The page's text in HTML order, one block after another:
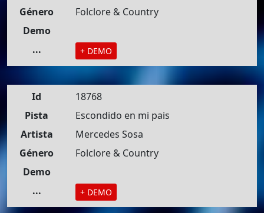
Género
Folclore & Country
Demo
...
+ DEMO
Id
18768
Pista
Escondido en mi pais
Artista
Mercedes Sosa
Género
Folclore & Country
Demo
...
+ DEMO